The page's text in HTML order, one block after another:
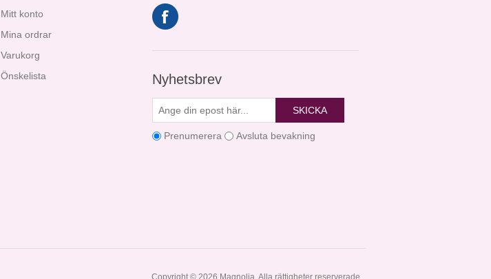
Mitt konto
Mina ordrar
Varukorg
Önskelista
Nyhetsbrev
SKICKA
Prenumerera Avsluta bevakning
Copyright © 2026 Magnolia. Alla rättigheter reserverade.